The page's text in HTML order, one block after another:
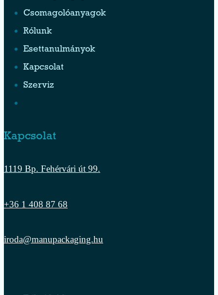
Csomagolóanyagok
Rólunk
Esettanulmányok
Kapcsolat
Szerviz
Kapcsolat
1119 Bp. Fehérvári út 99.
+36 1 408 87 68
iroda@manupackaging.hu